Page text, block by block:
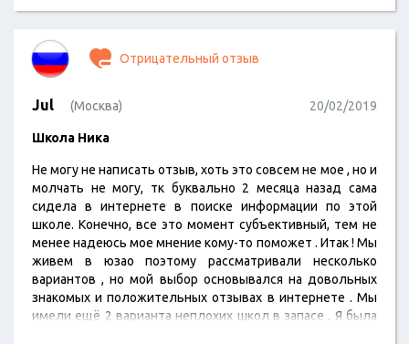
Отрицательный отзыв
Jul (Москва) 20/02/2019
Школа Ника
Не могу не написать отзыв, хоть это совсем не мое , но и
молчать не могу, тк буквально 2 месяца назад сама
сидела в интернете в поиске информации по этой
школе. Конечно, все это момент субъективный, тем не
менее надеюсь мое мнение кому-то поможет . Итак ! Мы
живем в юзао поэтому рассматривали несколько
вариантов , но мой выбор основывался на довольных
знакомых и положительных отзывах в интернете . Мы
имели ещё 2 варианта неплохих школ в запасе . Я была